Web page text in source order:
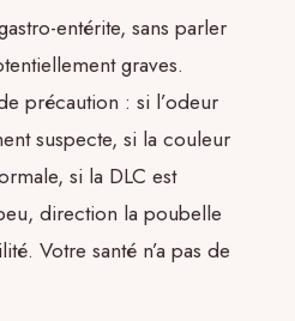
entérite, sans parler
graves.
précaution : si l’odeur
suspecte, si la couleur
si la DLC est
direction la poubelle
Votre santé n’a pas de